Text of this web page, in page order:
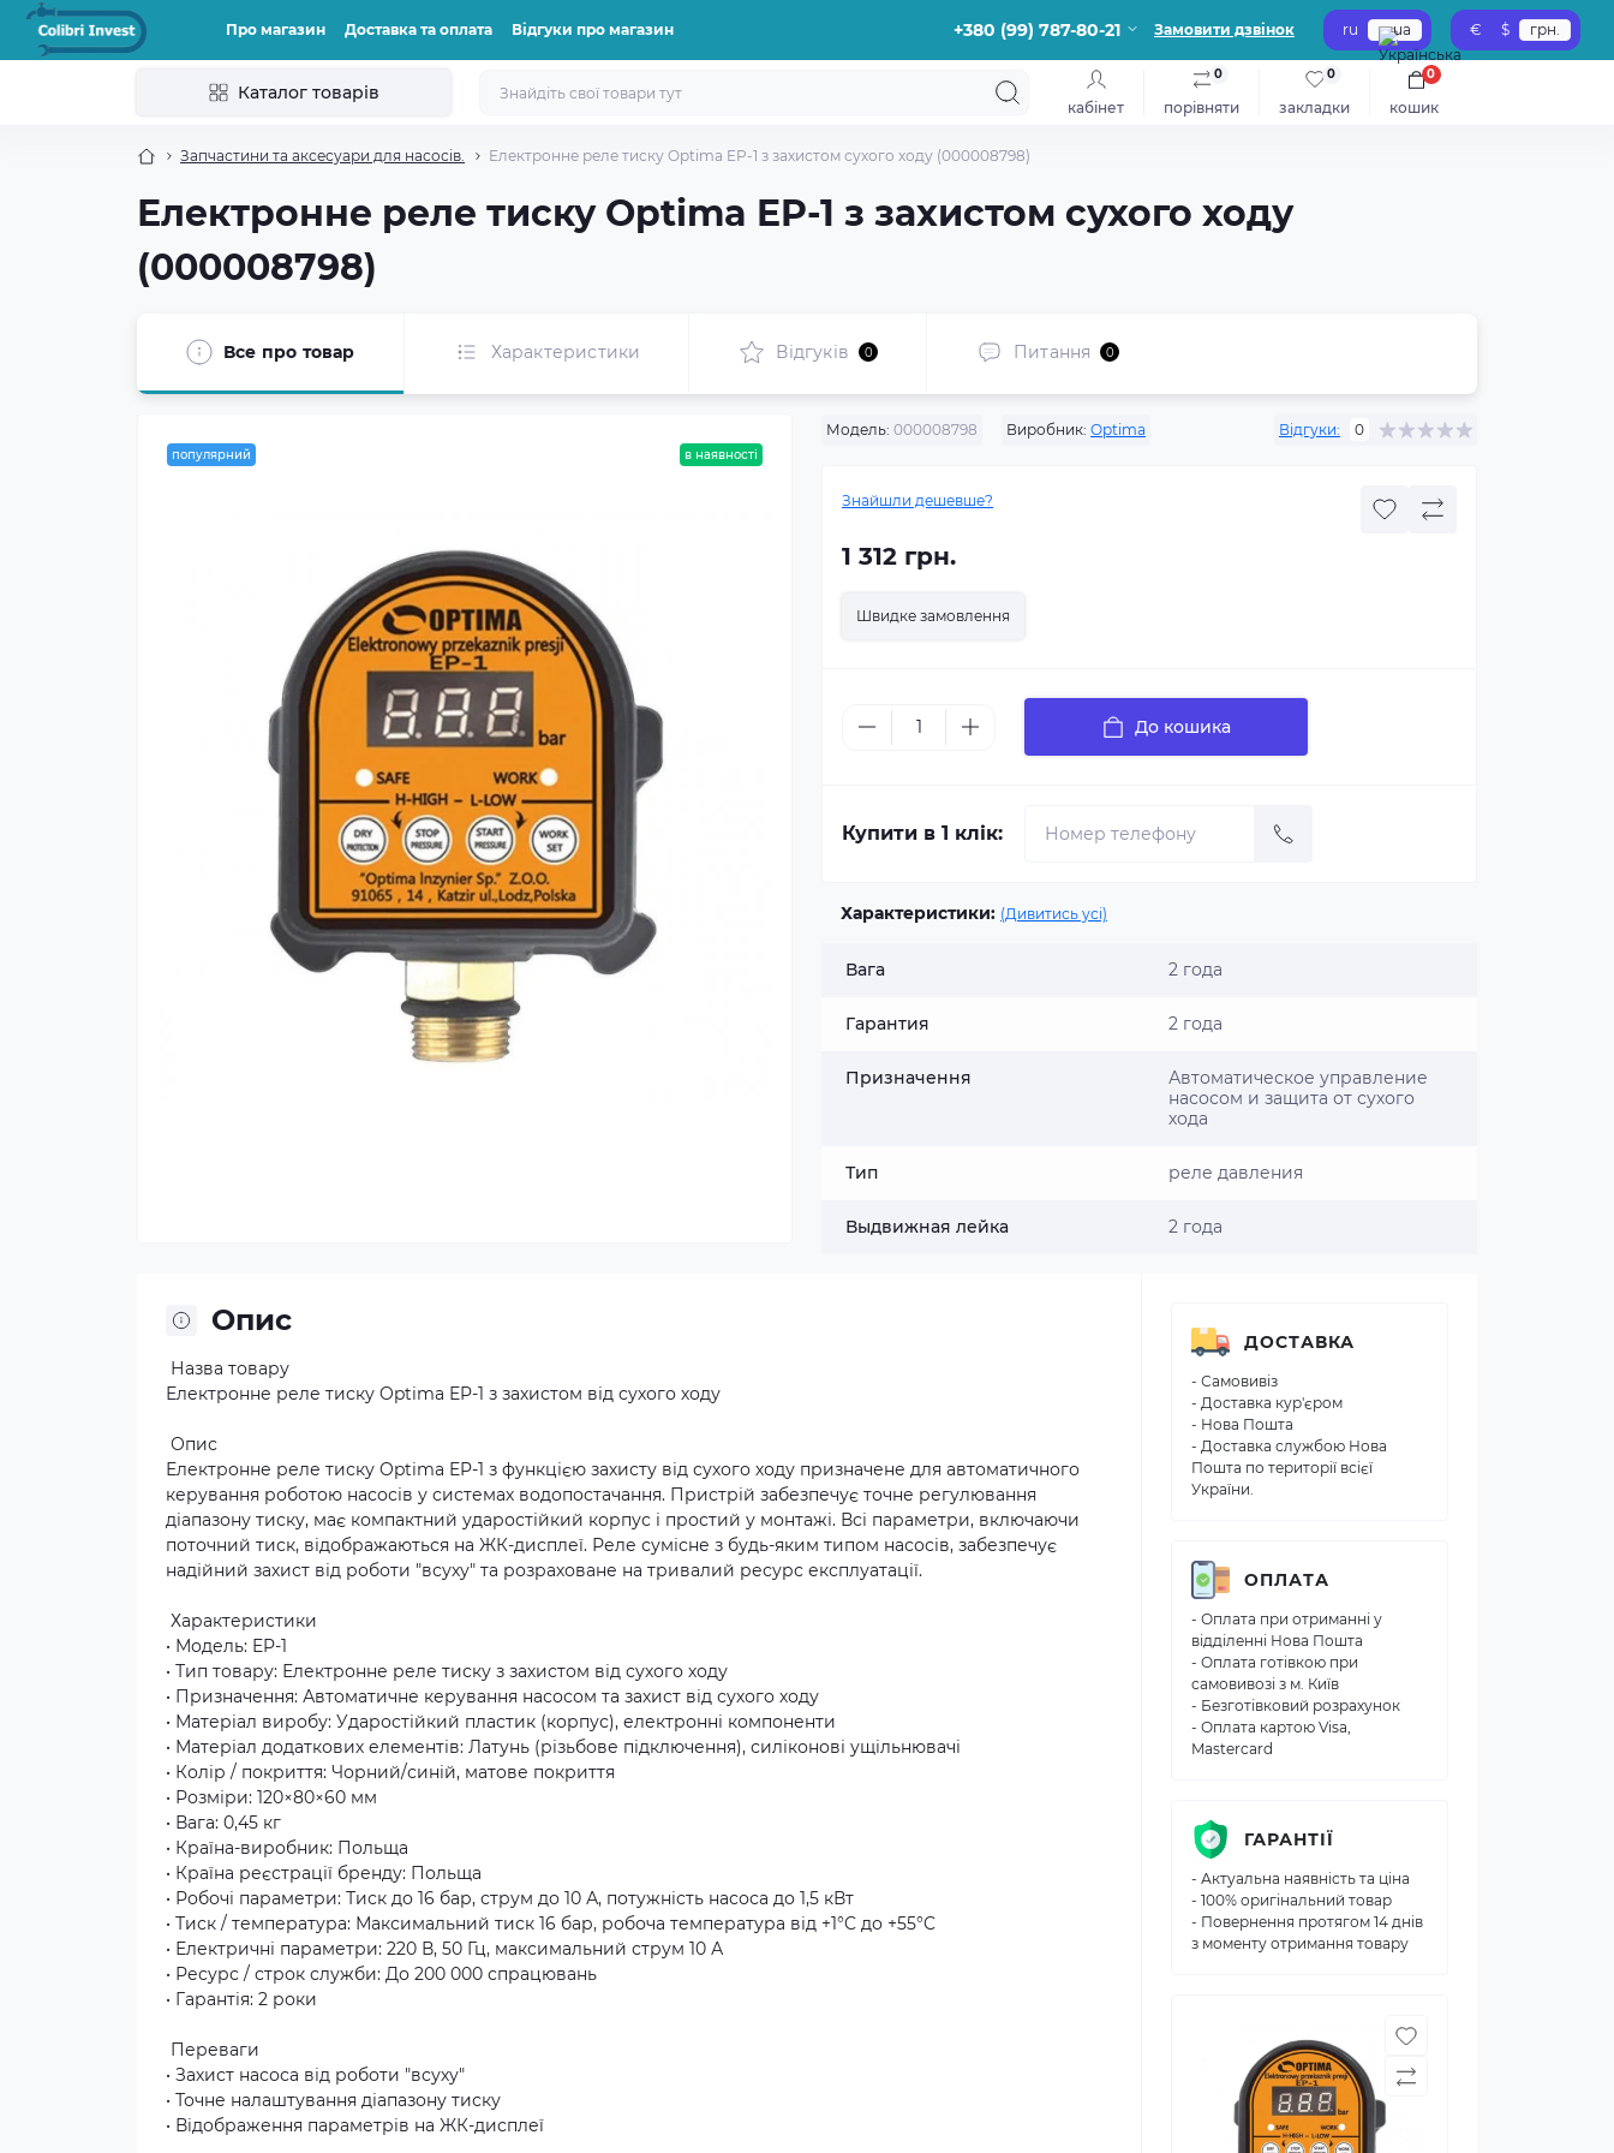
Про магазин Доставка та оплата Відгуки про магазин +380 (99) 787-80-21 Замовити дзвінок ru ua € $ грн.
Каталог товарів
кабінет порівняти
0
закладки
0
кошик
0
Запчастини та аксесуари для насосів. Електронне реле тиску Optima EP-1 з захистом сухого ходу (000008798)
Електронне реле тиску Optima EP-1 з захистом сухого ходу
(000008798)
Все про товар Характеристики Відгуків 0 Питання 0
популярний в наявності
Модель: 000008798 Виробник: Optima Відгуки: 0
Знайшли дешевше?
1 312 грн.
Швидке замовлення
До кошика
Купити в 1 клік:
Характеристики: (Дивитись усі)
Вага 2 года
Гарантия 2 года
Призначення
Автоматическое управление
насосом и защита от сухого
хода
Тип реле давления
Выдвижная лейка 2 года
Опис
Назва товару
Електронне реле тиску Optima EP-1 з захистом від сухого ходу
Опис
Електронне реле тиску Optima EP-1 з функцією захисту від сухого ходу призначене для автоматичного
керування роботою насосів у системах водопостачання. Пристрій забезпечує точне регулювання
діапазону тиску, має компактний ударостійкий корпус і простий у монтажі. Всі параметри, включаючи
поточний тиск, відображаються на ЖК-дисплеї. Реле сумісне з будь-яким типом насосів, забезпечує
надійний захист від роботи "всуху" та розраховане на тривалий ресурс експлуатації.
Характеристики
• Модель: EP-1
• Тип товару: Електронне реле тиску з захистом від сухого ходу
• Призначення: Автоматичне керування насосом та захист від сухого ходу
• Матеріал виробу: Ударостійкий пластик (корпус), електронні компоненти
• Матеріал додаткових елементів: Латунь (різьбове підключення), силіконові ущільнювачі
• Колір / покриття: Чорний/синій, матове покриття
• Розміри: 120×80×60 мм
• Вага: 0,45 кг
• Країна-виробник: Польща
• Країна реєстрації бренду: Польща
• Робочі параметри: Тиск до 16 бар, струм до 10 А, потужність насоса до 1,5 кВт
• Тиск / температура: Максимальний тиск 16 бар, робоча температура від +1°C до +55°C
• Електричні параметри: 220 В, 50 Гц, максимальний струм 10 А
• Ресурс / строк служби: До 200 000 спрацювань
• Гарантія: 2 роки
Переваги
• Захист насоса від роботи "всуху"
• Точне налаштування діапазону тиску
• Відображення параметрів на ЖК-дисплеї
ДОСТАВКА
- Самовивіз
- Доставка кур'єром
- Нова Пошта
- Доставка службою Нова
Пошта по території всієї
України.
ОПЛАТА
- Оплата при отриманні у
відділенні Нова Пошта
- Оплата готівкою при
самовивозі з м. Київ
- Безготівковий розрахунок
- Оплата картою Visa,
Mastercard
ГАРАНТІЇ
- Актуальна наявність та ціна
- 100% оригінальний товар
- Повернення протягом 14 днів
з моменту отримання товару